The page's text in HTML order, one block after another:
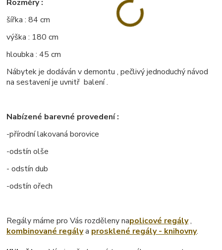
Rozměry :
šířka : 84 cm
výška : 180 cm
hloubka : 45 cm
Nábytek je dodáván v demontu , pečlivý jednoduchý návod
na sestavení je uvnitř balení .
Nabízené barevné provedení :
-přírodní lakovaná borovice
-odstín olše
- odstín dub
-odstín ořech
Regály máme pro Vás rozděleny napolicové regály,
kombinované regálya prosklené regály - knihovny.